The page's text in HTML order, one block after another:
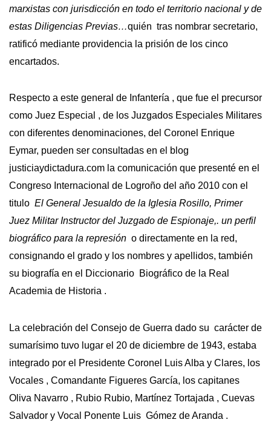
marxistas con jurisdicción en todo el territorio nacional y de
estas Diligencias Previas…quién tras nombrar secretario,
ratificó mediante providencia la prisión de los cinco
encartados.
Respecto a este general de Infantería , que fue el precursor
como Juez Especial , de los Juzgados Especiales Militares
con diferentes denominaciones, del Coronel Enrique
Eymar, pueden ser consultadas en el blog
justiciaydictadura.com la comunicación que presenté en el
Congreso Internacional de Logroño del año 2010 con el
titulo El General Jesualdo de la Iglesia Rosillo, Primer
Juez Militar Instructor del Juzgado de Espionaje,. un perfil
biográfico para la represión o directamente en la red,
consignando el grado y los nombres y apellidos, también
su biografía en el Diccionario Biográfico de la Real
Academia de Historia .
La celebración del Consejo de Guerra dado su carácter de
sumarísimo tuvo lugar el 20 de diciembre de 1943, estaba
integrado por el Presidente Coronel Luis Alba y Clares, los
Vocales , Comandante Figueres García, los capitanes
Oliva Navarro , Rubio Rubio, Martínez Tortajada , Cuevas
Salvador y Vocal Ponente Luis Gómez de Aranda .